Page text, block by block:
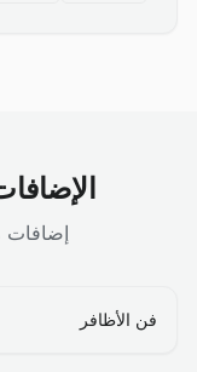
فن الأظافر